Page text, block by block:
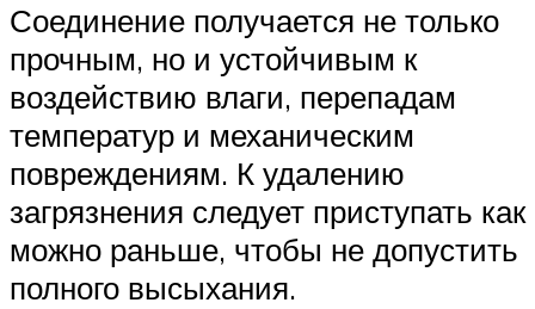
Соединение получается не только
прочным, но и устойчивым к
воздействию влаги, перепадам
температур и механическим
повреждениям. К удалению
загрязнения следует приступать как
можно раньше, чтобы не допустить
полного высыхания.